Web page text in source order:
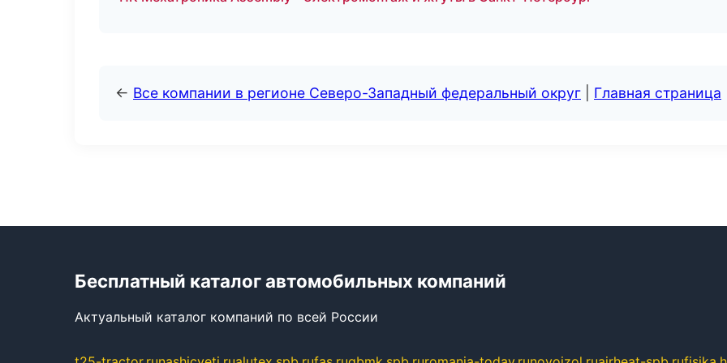
← Все компании в регионе Северо-Западный федеральный округ Главная страница
Бесплатный каталог автомобильных компаний
Актуальный каталог компаний по всей России